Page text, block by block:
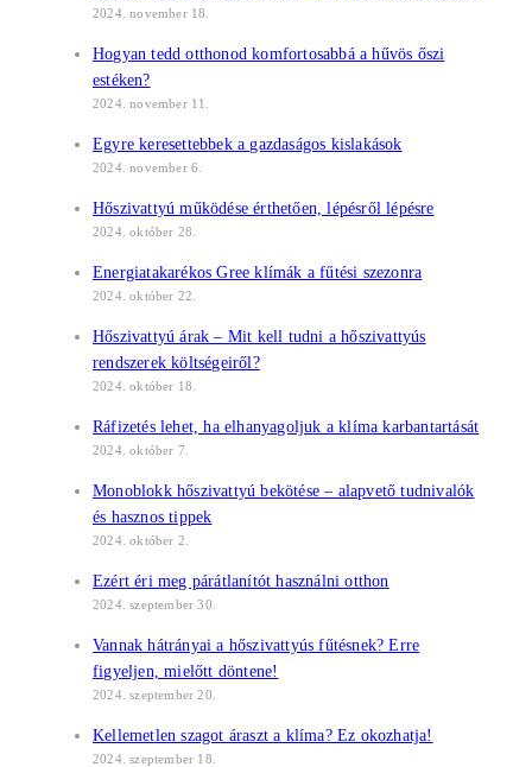
2024. november 18.
Hogyan tedd otthonod komfortosabbá a hűvös őszi
estéken?
2024. november 11.
Egyre keresettebbek a gazdaságos kislakások
2024. november 6.
Hőszivattyú működése érthetően, lépésről lépésre
2024. október 28.
Energiatakarékos Gree klímák a fűtési szezonra
2024. október 22.
Hőszivattyú árak – Mit kell tudni a hőszivattyús
rendszerek költségeiről?
2024. október 18.
Ráfizetés lehet, ha elhanyagoljuk a klíma karbantartását
2024. október 7.
Monoblokk hőszivattyú bekötése – alapvető tudnivalók
és hasznos tippek
2024. október 2.
Ezért éri meg párátlanítót használni otthon
2024. szeptember 30.
Vannak hátrányai a hőszivattyús fűtésnek? Erre
figyeljen, mielőtt döntene!
2024. szeptember 20.
Kellemetlen szagot áraszt a klíma? Ez okozhatja!
2024. szeptember 18.